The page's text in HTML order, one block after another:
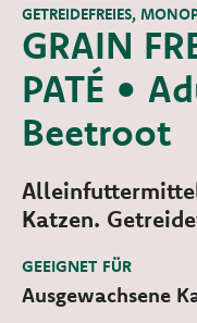
GRAIN
PATÉ •
Beetroot
GETREIDEFREIES,
Katzen.
GEEIGNET FÜR
Ausgewachsene